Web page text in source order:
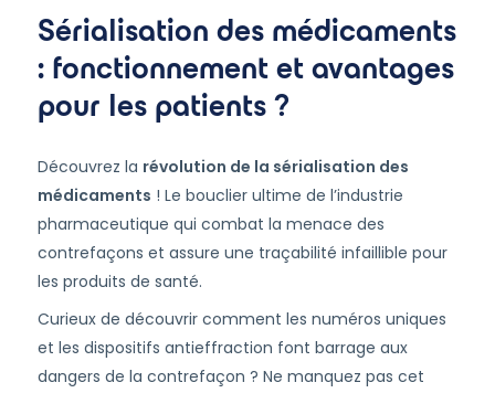
Sérialisation des médicaments
: fonctionnement et avantages
pour les patients ?
Découvrez la révolution de la sérialisation des
médicaments ! Le bouclier ultime de l’industrie
pharmaceutique qui combat la menace des
contrefaçons et assure une traçabilité infaillible pour
les produits de santé.
Curieux de découvrir comment les numéros uniques
et les dispositifs antieffraction font barrage aux
dangers de la contrefaçon ? Ne manquez pas cet